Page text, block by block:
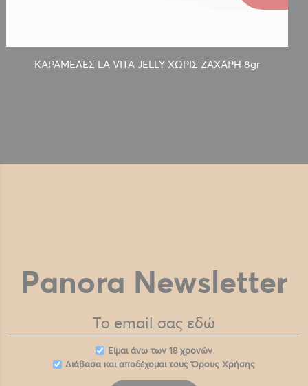
ΚΑΡΑΜΕΛΕΣ LA VITA JELLY ΧΩΡΙΣ ΖΑΧΑΡΗ 8gr
Panora Newsletter
Eίμαι άνω των 18 χρονών
Διάβασα και αποδέχομαι τουςΌρους Χρήσης